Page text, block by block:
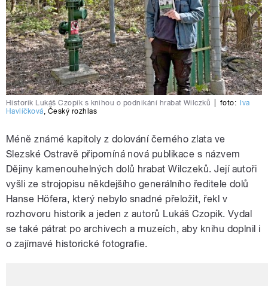
Historik Lukáš Czopík s knihou o podnikání hrabat Wilczků foto:
Iva
Havlíčková, Český rozhlas
Méně známé kapitoly z dolování černého zlata ve
Slezské Ostravě připomíná nová publikace s názvem
Dějiny kamenouhelných dolů hrabat Wilczeků. Její autoři
vyšli ze strojopisu někdejšího generálního ředitele dolů
Hanse Höfera, který nebylo snadné přeložit, řekl v
rozhovoru historik a jeden z autorů Lukáš Czopik. Vydal
se také pátrat po archivech a muzeích, aby knihu doplnil i
o zajímavé historické fotografie.